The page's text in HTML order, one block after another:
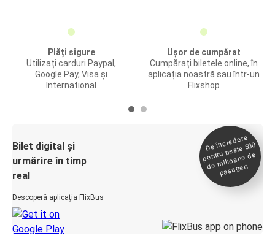
Plăți sigure
Utilizați carduri Paypal,
Google Pay, Visa și
International
Ușor de cumpărat
Cumpărați biletele online, în
aplicația noastră sau într-un
Flixshop
Bilet digital și
urmărire în timp
real
Descoperă aplicația FlixBus
De încredere
pentru peste 500
de
milioane de
pasageri